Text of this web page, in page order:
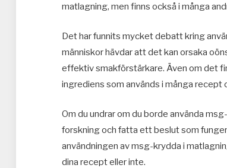
matlagning, men finns också i många
Det har funnits mycket debatt kring
människor hävdar att det kan orsaka
effektiv smakförstärkare. Även om det
ingrediens som används i många recept
Om du undrar om du borde använda
forskning och fatta ett beslut som
användningen av msg-krydda i
dina recept eller inte.